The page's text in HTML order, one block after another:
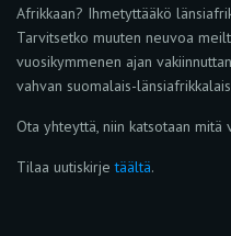
Afrikkaan? Ihmetyttääkö
Tarvitsetko muuten neuvoa
vuosikymmenen ajan
vahvan suomalais-
Ota yhteyttä, niin katsotaan
Tilaa uutiskirjetäältä.